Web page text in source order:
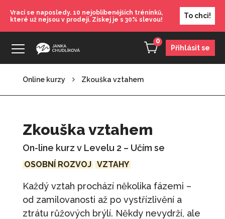
Vrací se naposledy. 10 nejoblíbenějších tréninků,
které už nejsou v prodeji. Získej je s 30% slevou!
To chci!
0
Přihlásit se
Online kurzy Zkouška vztahem
Zkouška vztahem
On-line kurz v Levelu 2 – Učím se
OSOBNÍ ROZVOJ VZTAHY
Každý vztah prochází několika fázemi –
od zamilovanosti až po vystřízlivění a
ztrátu růžových brýlí. Někdy nevydrží, ale
890
získat respekt druhých
630Kč